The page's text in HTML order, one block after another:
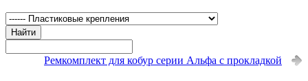
Найти
Ремкомплект для кобур серии Альфа с прокладкой